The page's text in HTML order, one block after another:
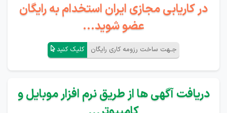
در کاریابی مجازی ایران استخدام به رایگان
عضو شوید...
جـهت ساخت رزومه کاری رایگان کلیک کنید
دریافت آگهی ها از طریق نرم افزار موبایل و